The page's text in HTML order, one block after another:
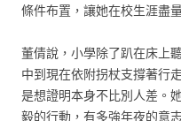
條件布置，讓她在校生涯盡
董倩說，小學除了趴在床上
中到現在依附拐杖支撐著行
是想證明本身不比別人差。
毅的行動，有多強年夜的意